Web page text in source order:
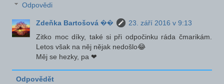
Odpovědi
Zdeňka Bartošová ��
23. září 2016 v 9:13
Zitko moc díky, také si při odpočinku ráda čmarikám.
Letos však na něj nějak nedošlo😂
Měj se hezky, pa ❤
Odpovědět